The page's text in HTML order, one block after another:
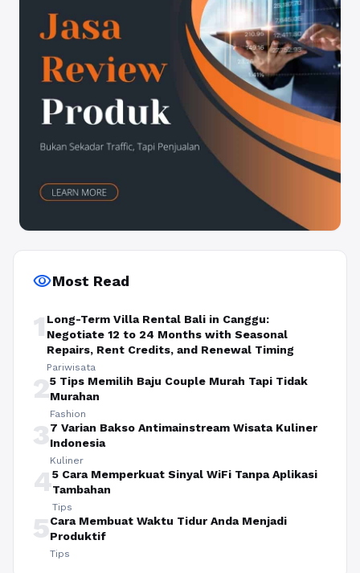
visibilityMost Read
1 Long-Term Villa Rental Bali in Canggu:
Negotiate 12 to 24 Months with Seasonal
Repairs, Rent Credits, and Renewal Timing
Pariwisata
25 Tips Memilih Baju Couple Murah Tapi Tidak
Murahan
Fashion
37 Varian Bakso Antimainstream Wisata Kuliner
Indonesia
Kuliner
45 Cara Memperkuat Sinyal WiFi Tanpa Aplikasi
Tambahan
Tips
5Cara Membuat Waktu Tidur Anda Menjadi
Produktif
Tips